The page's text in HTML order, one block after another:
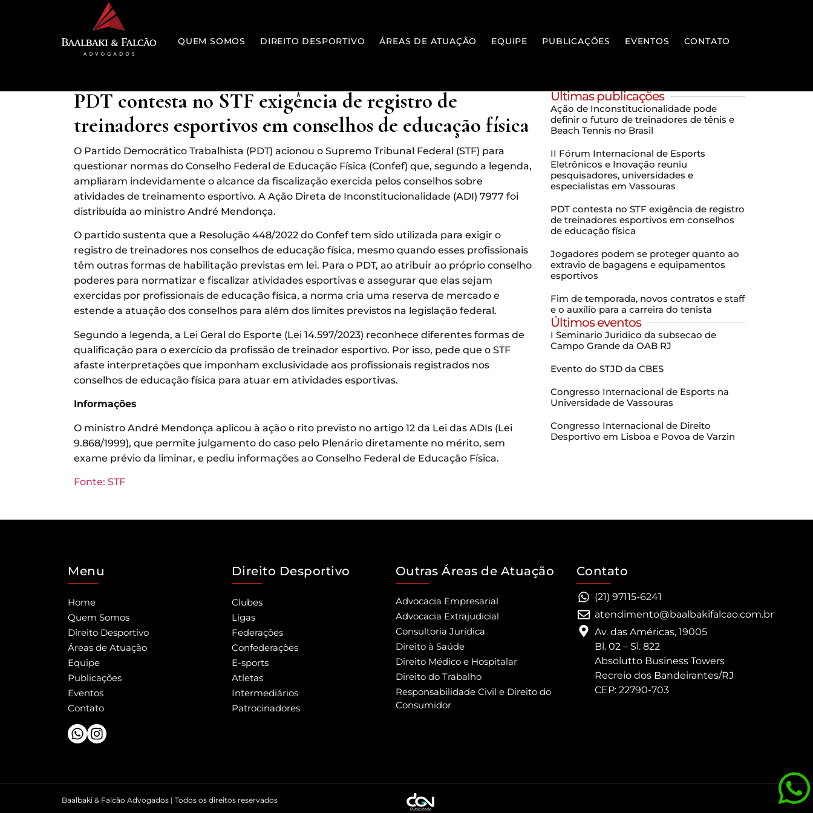
QUEM SOMOS DIREITO DESPORTIVO ÁREAS DE ATUAÇÃO EQUIPE PUBLICAÇÕES EVENTOS CONTATO
PDT contesta no STF exigência de registro de
treinadores esportivos em conselhos de educação física
O Partido Democrático Trabalhista (PDT) acionou o Supremo Tribunal Federal (STF) para
questionar normas do Conselho Federal de Educação Física (Confef) que, segundo a legenda,
ampliaram indevidamente o alcance da fiscalização exercida pelos conselhos sobre
atividades de treinamento esportivo. A Ação Direta de Inconstitucionalidade (ADI) 7977 foi
distribuída ao ministro André Mendonça.
O partido sustenta que a Resolução 448/2022 do Confef tem sido utilizada para exigir o
registro de treinadores nos conselhos de educação física, mesmo quando esses profissionais
têm outras formas de habilitação previstas em lei. Para o PDT, ao atribuir ao próprio conselho
poderes para normatizar e fiscalizar atividades esportivas e assegurar que elas sejam
exercidas por profissionais de educação física, a norma cria uma reserva de mercado e
estende a atuação dos conselhos para além dos limites previstos na legislação federal.
Segundo a legenda, a Lei Geral do Esporte (Lei 14.597/2023) reconhece diferentes formas de
qualificação para o exercício da profissão de treinador esportivo. Por isso, pede que o STF
afaste interpretações que imponham exclusividade aos profissionais registrados nos
conselhos de educação física para atuar em atividades esportivas.
Informações
O ministro André Mendonça aplicou à ação o rito previsto no artigo 12 da Lei das ADIs (Lei
9.868/1999), que permite julgamento do caso pelo Plenário diretamente no mérito, sem
exame prévio da liminar, e pediu informações ao Conselho Federal de Educação Física.
Fonte: STF
Últimas publicações
Ação de Inconstitucionalidade pode
definir o futuro de treinadores de tênis e
Beach Tennis no Brasil
II Fórum Internacional de Esports
Eletrônicos e Inovação reuniu
pesquisadores, universidades e
especialistas em Vassouras
PDT contesta no STF exigência de registro
de treinadores esportivos em conselhos
de educação física
Jogadores podem se proteger quanto ao
extravio de bagagens e equipamentos
esportivos
Fim de temporada, novos contratos e staff
e o auxílio para a carreira do tenista
Últimos eventos
I Seminario Juridico da subsecao de
Campo Grande da OAB RJ
Evento do STJD da CBES
Congresso Internacional de Esports na
Universidade de Vassouras
Congresso Internacional de Direito
Desportivo em Lisboa e Povoa de Varzin
Menu
Home
Quem Somos
Direito Desportivo
Áreas de Atuação
Equipe
Publicações
Eventos
Contato
Direito Desportivo
Clubes
Ligas
Federações
Confederações
E-sports
Atletas
Intermediários
Patrocinadores
Outras Áreas de Atuação
Advocacia Empresarial
Advocacia Extrajudicial
Consultoria Jurídica
Direito à Saúde
Direito Médico e Hospitalar
Direito do Trabalho
Responsabilidade Civil e Direito do
Consumidor
Contato
(21) 97115-6241
atendimento@baalbakifalcao.com.br
Av. das Américas, 19005
Bl. 02 – Sl. 822
Absolutto Business Towers
Recreio dos Bandeirantes/RJ
CEP: 22790-703
Baalbaki & Falcão Advogados | Todos os direitos reservados